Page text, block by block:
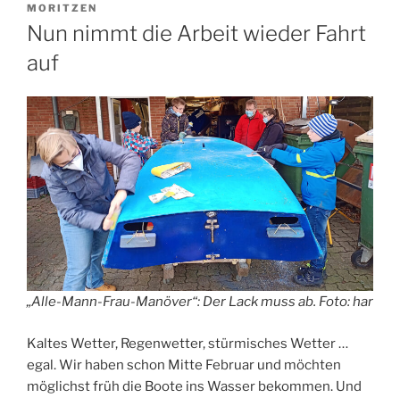
AM
MORITZEN
Nun nimmt die Arbeit wieder Fahrt
auf
„Alle-Mann-Frau-Manöver“: Der Lack muss ab. Foto: har
Kaltes Wetter, Regenwetter, stürmisches Wetter …
egal. Wir haben schon Mitte Februar und möchten
möglichst früh die Boote ins Wasser bekommen. Und